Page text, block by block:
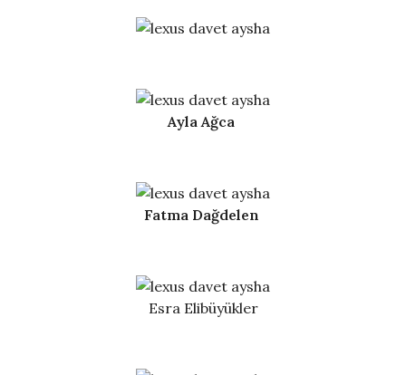
Ayla Ağca
Fatma Dağdelen
Esra Elibüyükler